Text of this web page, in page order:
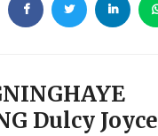
Dulcy Joyce